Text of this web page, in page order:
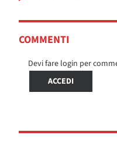
COMMENTI
Devi fare login per
ACCEDI